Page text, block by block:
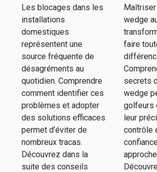
vos
installations
domestiques
?
Les blocages dans les
installations
domestiques
représentent une
source fréquente de
désagréments au
quotidien. Comprendre
comment identifier ces
problèmes et adopter
des solutions efficaces
permet d’éviter de
nombreux tracas.
Découvrez dans la
suite des conseils
ligne
Maîtriser
wedge
faire
secrets
wedge
golfeurs
leur
contrôle